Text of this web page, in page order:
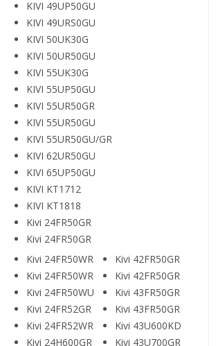
KIVI 49UP50GU
KIVI 49URS0GU
KIVI 50UK30G
KIVI 50UR50GU
KIVI 55UK30G
KIVI 55UP50GU
KIVI 55UR50GR
KIVI 55UR50GU
KIVI 55UR50GU/GR
KIVI 62UR50GU
KIVI 65UP50GU
KIVI KT1712
KIVI KT1818
Kivi 24FR50GR
Kivi 24FR50GR
Kivi 24FR50WR
Kivi 24FR50WR
Kivi 24FR50WU
Kivi 24FR52GR
Kivi 24FR52WR
Kivi 24H600GR
Kivi 42FR50GR
Kivi 42FR50GR
Kivi 43FR50GR
Kivi 43FR50GR
Kivi 43U600KD
Kivi 43U700GR